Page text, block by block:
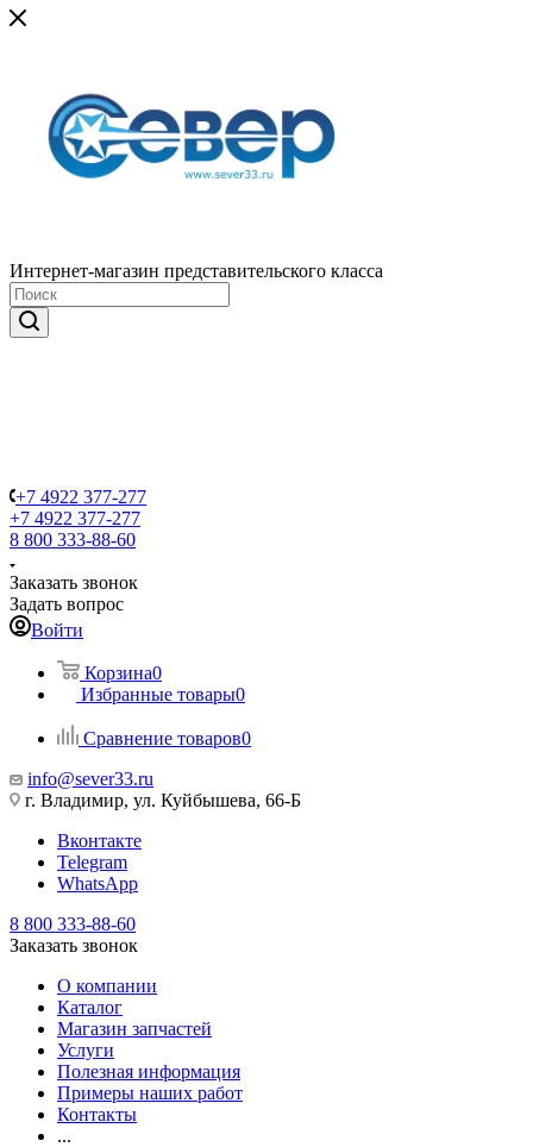
Интернет-магазин представительского класса
+7 4922 377-277
+7 4922 377-277
8 800 333-88-60
Заказать звонок
Задать вопрос
Войти
Корзина0
Избранные товары0
Сравнение товаров0
info@sever33.ru
г. Владимир, ул. Куйбышева, 66-Б
Вконтакте
Telegram
WhatsApp
8 800 333-88-60
Заказать звонок
О компании
Каталог
Магазин запчастей
Услуги
Полезная информация
Примеры наших работ
Контакты
...